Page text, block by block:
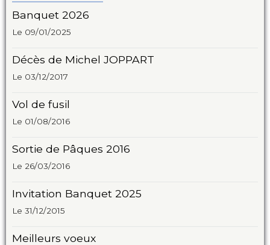
Banquet 2026
Le 09/01/2025
Décès de Michel JOPPART
Le 03/12/2017
Vol de fusil
Le 01/08/2016
Sortie de Pâques 2016
Le 26/03/2016
Invitation Banquet 2025
Le 31/12/2015
Meilleurs voeux